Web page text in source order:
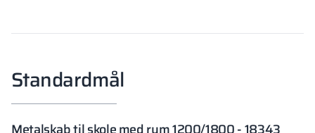
Standardmål